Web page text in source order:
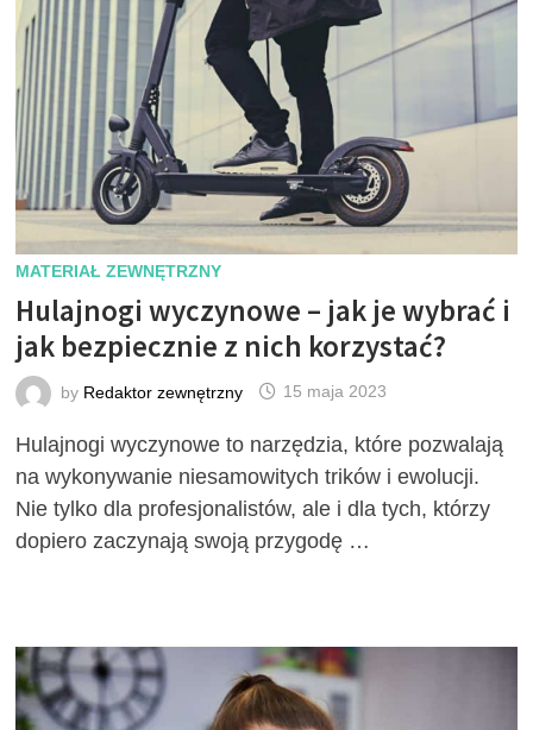
MATERIAŁ ZEWNĘTRZNY
Hulajnogi wyczynowe – jak je wybrać i
jak bezpiecznie z nich korzystać?
by Redaktor zewnętrzny 15 maja 2023
Hulajnogi wyczynowe to narzędzia, które pozwalają
na wykonywanie niesamowitych trików i ewolucji.
Nie tylko dla profesjonalistów, ale i dla tych, którzy
dopiero zaczynają swoją przygodę …